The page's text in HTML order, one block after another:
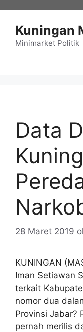
Kuningan
Minimarket Politik
Data
28 Maret 2019
KUNINGAN
Iman Setiawan
terkait
nomor dua
Provinsi Jabar?
pernah merilis